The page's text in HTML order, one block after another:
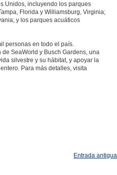
Unidos, incluyendo los parques
Florida y Williamsburg, Virginia;
y los parques acuáticos
personas en todo el país.
SeaWorld y Busch Gardens, una
silvestre y su hábitat, y apoyar la
Para más detalles, visita
Entrada antigua